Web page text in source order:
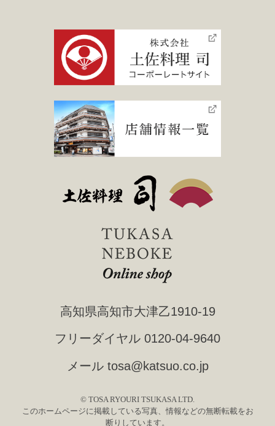
高知県高知市大津乙1910-19
フリーダイヤル 0120-04-9640
メール tosa@katsuo.co.jp
© TOSA RYOURI TSUKASA LTD.
このホームページに掲載している写真、情報などの無断転載をお
断りしています。